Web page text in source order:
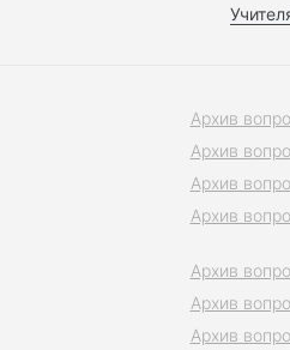
Архив
Архив
Архив
Архив
Архив
Архив
Архив